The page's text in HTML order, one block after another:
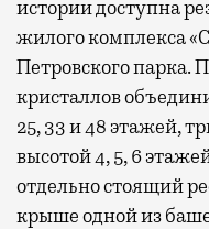
истории доступна
жилого комплекса
Петровского парка.
кристаллов
25, 33 и 48 этажей,
высотой 4, 5, 6
отдельно стоящий
крыше одной из